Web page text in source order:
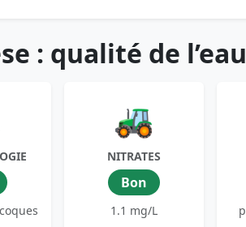
: qualité de
🚜
NITRATES
Bon
1.1 mg/L